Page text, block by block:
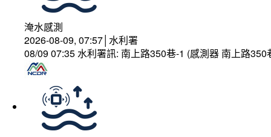
淹水感測
2026-08-09, 07:57│水利署
08/09 07:35 水利署訊: 南上路350巷-1 (感測器 南上路